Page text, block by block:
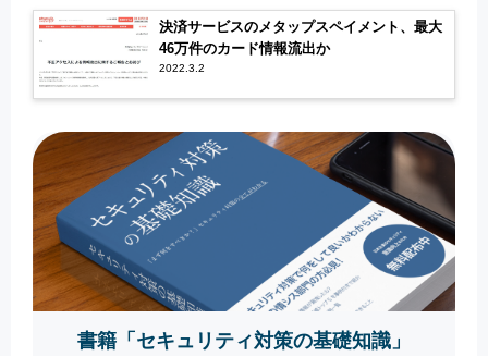
決済サービスのメタップスペイメント、最大
46万件のカード情報流出か
2022.3.2
書籍「セキュリティ対策の基礎知識」